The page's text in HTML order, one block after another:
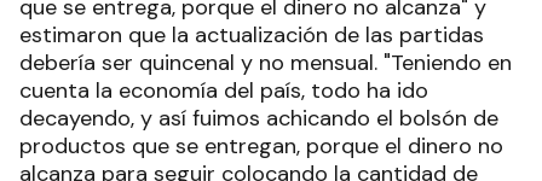
que se entrega, porque el dinero no alcanza" y
estimaron que la actualización de las partidas
debería ser quincenal y no mensual. "Teniendo en
cuenta la economía del país, todo ha ido
decayendo, y así fuimos achicando el bolsón de
productos que se entregan, porque el dinero no
alcanza para seguir colocando la cantidad de